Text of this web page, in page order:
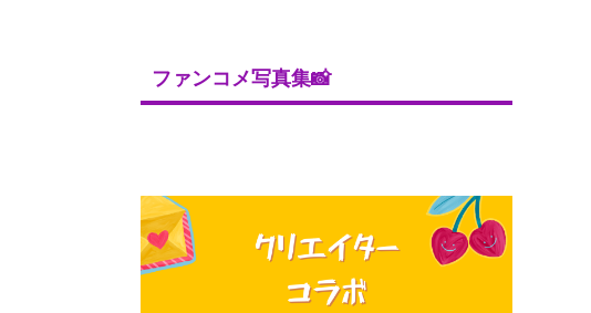
ファンコメ写真集📸